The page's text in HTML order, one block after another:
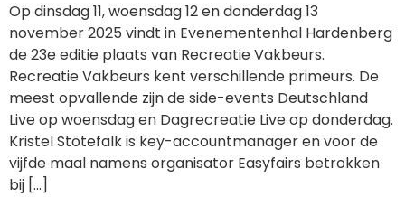
Op dinsdag 11, woensdag 12 en donderdag 13
november 2025 vindt in Evenementenhal Hardenberg
de 23e editie plaats van Recreatie Vakbeurs.
Recreatie Vakbeurs kent verschillende primeurs. De
meest opvallende zijn de side-events Deutschland
Live op woensdag en Dagrecreatie Live op donderdag.
Kristel Stötefalk is key-accountmanager en voor de
vijfde maal namens organisator Easyfairs betrokken
bij […]